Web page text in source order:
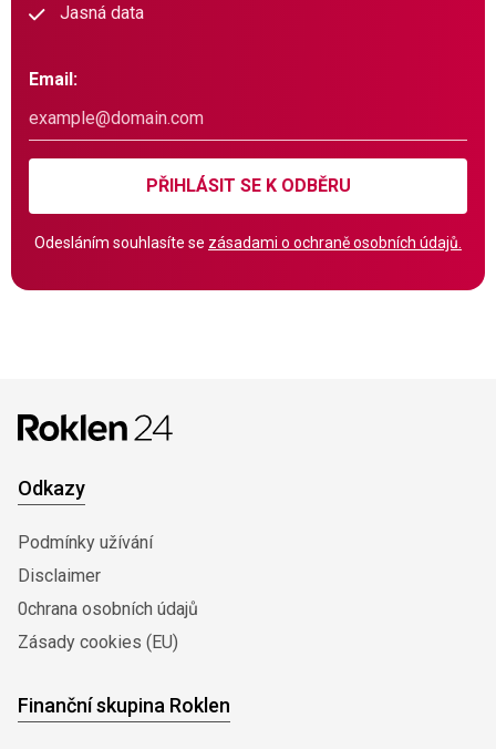
Jasná data
Email:
PŘIHLÁSIT SE K ODBĚRU
Odesláním souhlasíte se zásadami o ochraně osobních údajů.
Odkazy
Podmínky užívání
Disclaimer
0chrana osobních údajů
Zásady cookies (EU)
Finanční skupina Roklen